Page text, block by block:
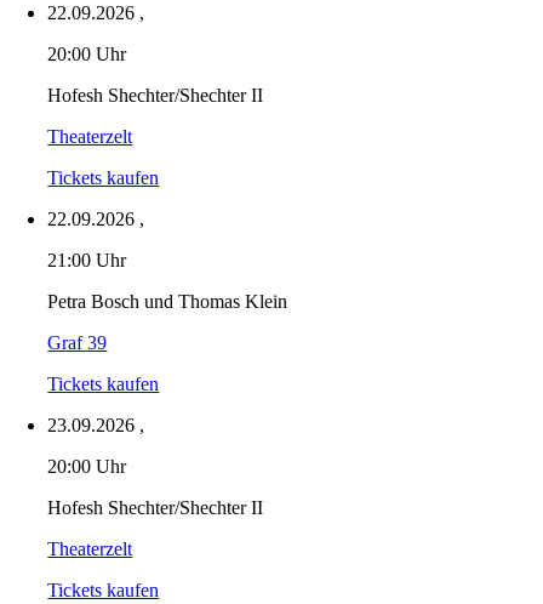
22.09.2026 ,
20:00 Uhr
Hofesh Shechter/Shechter II
Theaterzelt
Tickets kaufen
22.09.2026 ,
21:00 Uhr
Petra Bosch und Thomas Klein
Graf 39
Tickets kaufen
23.09.2026 ,
20:00 Uhr
Hofesh Shechter/Shechter II
Theaterzelt
Tickets kaufen